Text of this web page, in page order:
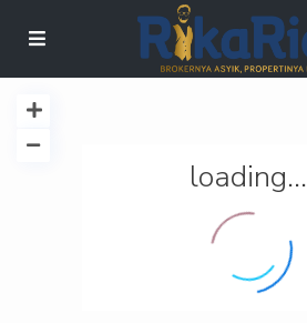
loading...